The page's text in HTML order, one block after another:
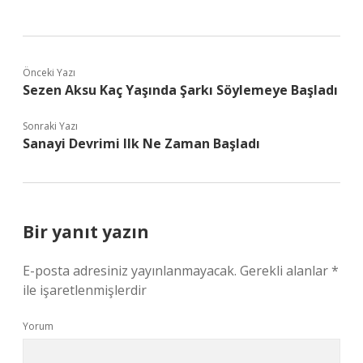
Önceki Yazı
Sezen Aksu Kaç Yaşında Şarkı Söylemeye Başladı
Sonraki Yazı
Sanayi Devrimi Ilk Ne Zaman Başladı
Bir yanıt yazın
E-posta adresiniz yayınlanmayacak. Gerekli alanlar*
ile işaretlenmişlerdir
Yorum